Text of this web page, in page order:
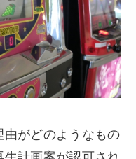
がどのようなもの